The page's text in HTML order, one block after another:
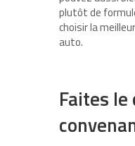
plutôt de
choisir la
auto.
Faites le